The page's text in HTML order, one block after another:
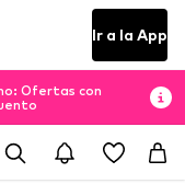
Ir a la App
Ofertas con